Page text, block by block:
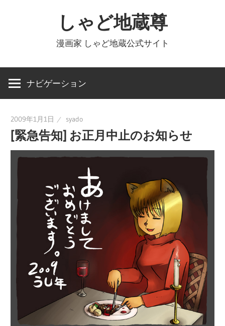
ツ
しゃど地蔵尊
漫画家 しゃど地蔵公式サイト
ナビゲーション
2009年1月1日 syado
[緊急告知] お正月中止のお知らせ